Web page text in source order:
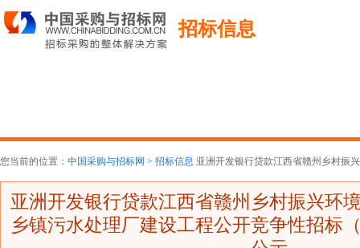
招标信息
您当前的位置： 中国采购与招标网 > 招标信息 亚洲开发银行贷款江西省赣州乡村振
亚洲开发银行贷款江西省赣州乡村振兴环
乡镇污水处理厂建设工程公开竞争性招标